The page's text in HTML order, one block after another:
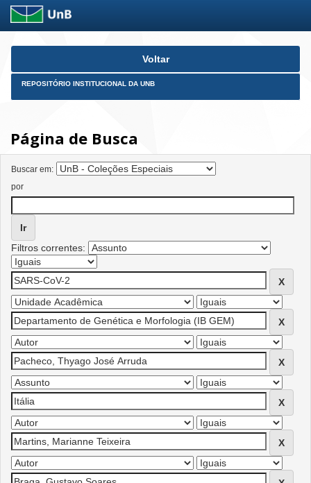
Skip
Voltar
REPOSITÓRIO INSTITUCIONAL DA UNB
Página de Busca
Buscar em:
por
Filtros correntes: